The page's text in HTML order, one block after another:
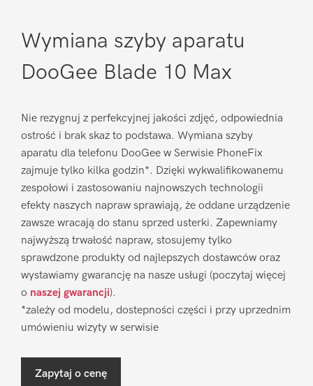
Wymiana szyby aparatu
DooGee Blade 10 Max
Nie rezygnuj z perfekcyjnej jakości zdjęć, odpowiednia
ostrość i brak skaz to podstawa. Wymiana szyby
aparatu dla telefonu DooGee w Serwisie PhoneFix
zajmuje tylko kilka godzin*. Dzięki wykwalifikowanemu
zespołowi i zastosowaniu najnowszych technologii
efekty naszych napraw sprawiają, że oddane urządzenie
zawsze wracają do stanu sprzed usterki. Zapewniamy
najwyższą trwałość napraw, stosujemy tylko
sprawdzone produkty od najlepszych dostawców oraz
wystawiamy gwarancję na nasze usługi (poczytaj więcej
o naszej gwarancji).
*zależy od modelu, dostepności części i przy uprzednim
umówieniu wizyty w serwisie
Zapytaj o cenę